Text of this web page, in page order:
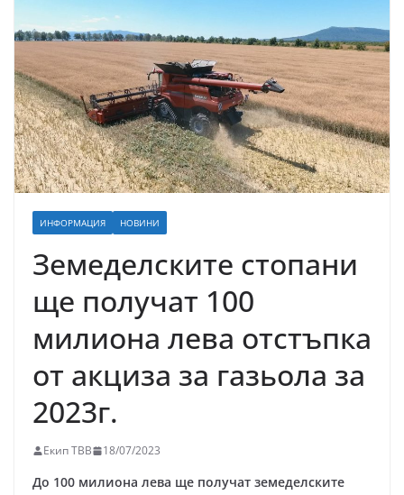
ИНФОРМАЦИЯ НОВИНИ
Земеделските стопани
ще получат 100
милиона лева отстъпка
от акциза за газьола за
2023г.
Екип ТВВ 18/07/2023
До 100 милиона лева ще получат земеделските